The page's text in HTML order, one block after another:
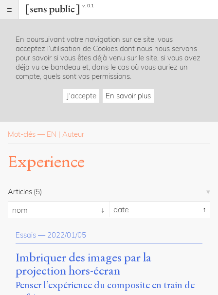
v. 0.1
Index
Rubriques
Essais
La
revue
Présentation
Publier
du
site
Archipel
En
ligne
En poursuivant votre navigation sur ce site, vous
acceptez l’utilisation de Cookies dont nous nous servons
pour savoir si vous êtes déjà venu sur le site, si vous avez
déjà vu ce bandeau et, dans le cas où vous auriez un
compte, quels sont vos permissions.
J'accepte En savoir plus
Mot-clés — EN Auteur
Experience
Articles (5)
nom date
Essais — 2022/01/05
Imbriquer des images par la
projection hors-écran
Penser l’expérience du composite en train de